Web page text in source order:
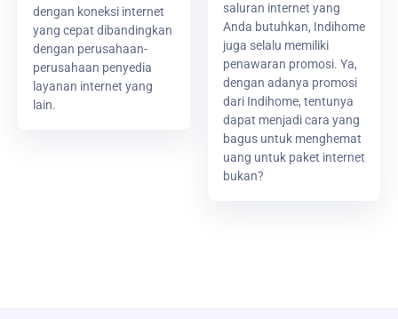
dengan koneksi internet
yang cepat dibandingkan
dengan perusahaan-
perusahaan penyedia
layanan internet yang
lain.
saluran internet yang
Anda butuhkan, Indihome
juga selalu memiliki
penawaran promosi. Ya,
dengan adanya promosi
dari Indihome, tentunya
dapat menjadi cara yang
bagus untuk menghemat
uang untuk paket internet
bukan?